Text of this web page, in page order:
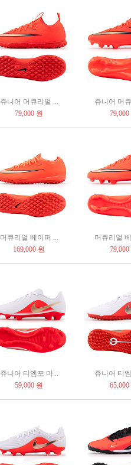
쥬니어 머큐리얼 ...
79,000 원
쥬니어 머
머큐리얼 베이퍼 ...
169,000 원
머큐리얼
쥬니어 티엠포 마...
59,000 원
쥬니어 티